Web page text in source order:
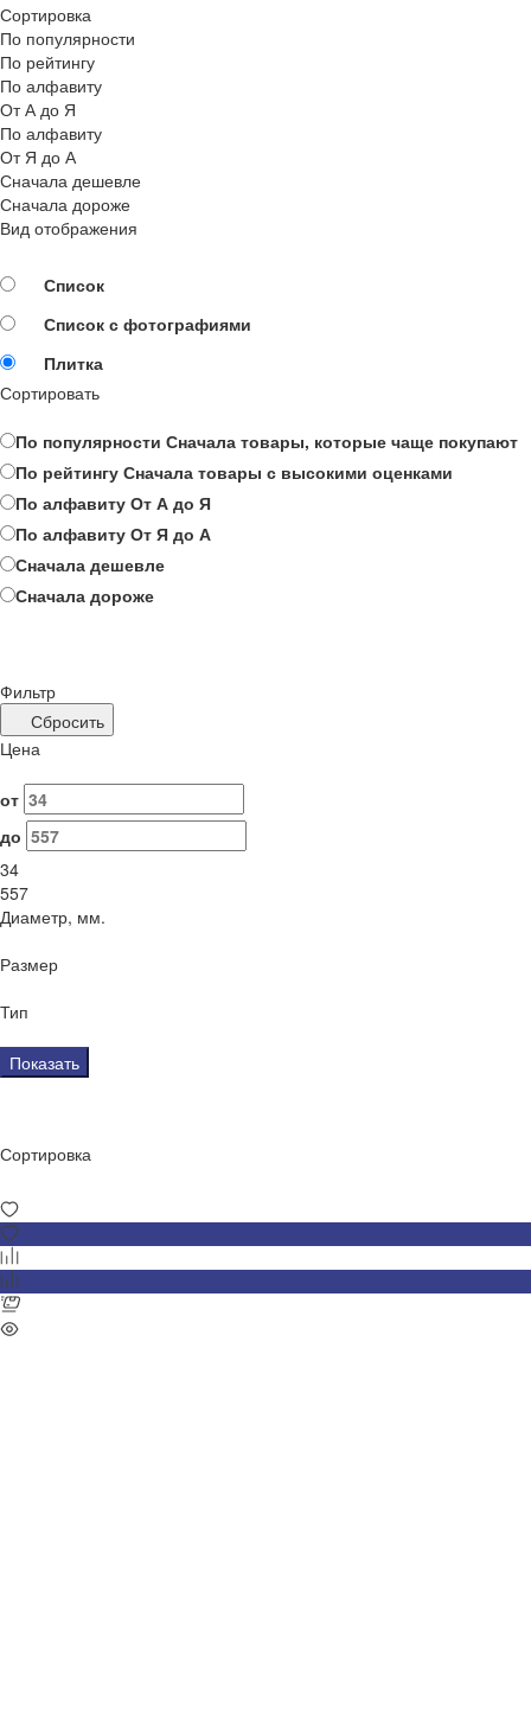
Сортировка
По популярности
По рейтингу
По алфавиту
От А до Я
По алфавиту
От Я до А
Сначала дешевле
Сначала дороже
Вид отображения
Список
Список с фотографиями
Плитка
Сортировать
По популярности Сначала товары, которые чаще покупают
По рейтингу Сначала товары с высокими оценками
По алфавиту От А до Я
По алфавиту От Я до А
Сначала дешевле
Сначала дороже
Фильтр
Сбросить
Цена
от
до
34
557
Диаметр, мм.
Размер
Тип
Показать
Сортировка